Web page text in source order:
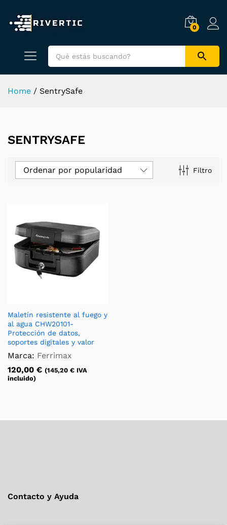
0
Home / SentrySafe
SENTRYSAFE
Filtro
Ordenar por popularidad
Maletín resistente al fuego y
al agua CHW20101-
Protección de datos,
soportes digitales y valor
Marca: Ferrimax
120,00 € (145,20 € IVA
incluido)
Contacto y Ayuda